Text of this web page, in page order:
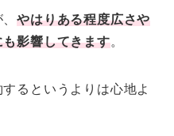
、やはりある程度広さや
影響してきます。
るというよりは心地よ